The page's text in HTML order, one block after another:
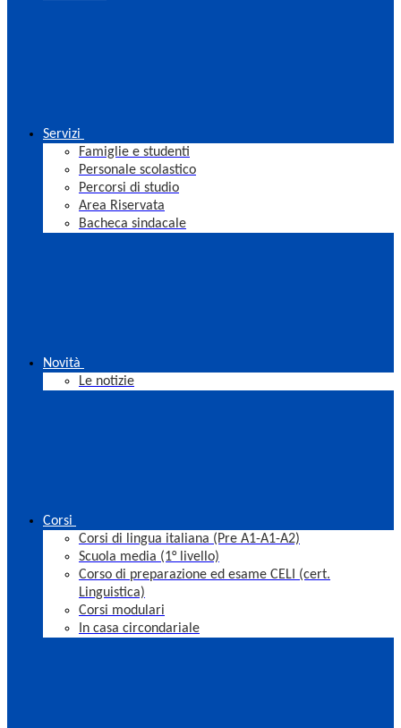
Servizi
Famiglie e studenti
Personale scolastico
Percorsi di studio
Area Riservata
Bacheca sindacale
Novità
Le notizie
Corsi
Corsi di lingua italiana (Pre A1-A1-A2)
Scuola media (1° livello)
Corso di preparazione ed esame CELI (cert.
Linguistica)
Corsi modulari
In casa circondariale